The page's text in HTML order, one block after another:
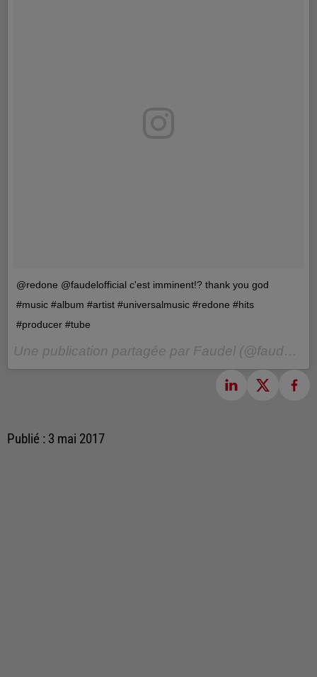
@redone @faudelofficial c'est imminent!? thank you god
#music #album #artist #universalmusic #redone #hits
#producer #tube
Une publication partagée par Faudel (@faudelofficial) le
Publié : 3 mai 2017